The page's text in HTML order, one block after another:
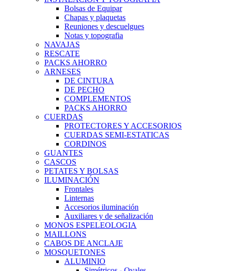
Bolsas de Equipar
Chapas y plaquetas
Reuniones y descuelgues
Notas y topografia
NAVAJAS
RESCATE
PACKS AHORRO
ARNESES
DE CINTURA
DE PECHO
COMPLEMENTOS
PACKS AHORRO
CUERDAS
PROTECTORES Y ACCESORIOS
CUERDAS SEMI-ESTATICAS
CORDINOS
GUANTES
CASCOS
PETATES Y BOLSAS
ILUMINACIÓN
Frontales
Linternas
Accesorios iluminación
Auxiliares y de señalización
MONOS ESPELEOLOGIA
MAILLONS
CABOS DE ANCLAJE
MOSQUETONES
ALUMINIO